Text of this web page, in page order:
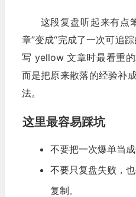
这段复盘听起来有点
章”变成“完成了一次可追
写 yellow 文章时最看重
而是把原来散落的经验补
法。
这里最容易踩坑
不要把一次爆单当成
不要只复盘失败，
复制。